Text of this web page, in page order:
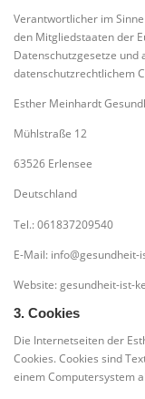
Verantwortlicher im
den Mitgliedstaaten der
Datenschutzgesetze
datenschutzrechtlichem
Esther Meinhardt
Mühlstraße 12
63526 Erlensee
Deutschland
Tel.: 061837209540
E-Mail:
Website: gesundheit-ist-
3. Cookies
Die Internetseiten der
Cookies. Cookies sind
einem Computersystem